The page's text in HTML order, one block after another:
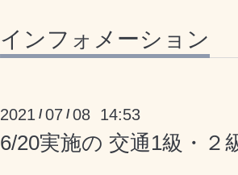
インフォメーション
2021 /07 /08 14:53
6/20実施の 交通1級・２